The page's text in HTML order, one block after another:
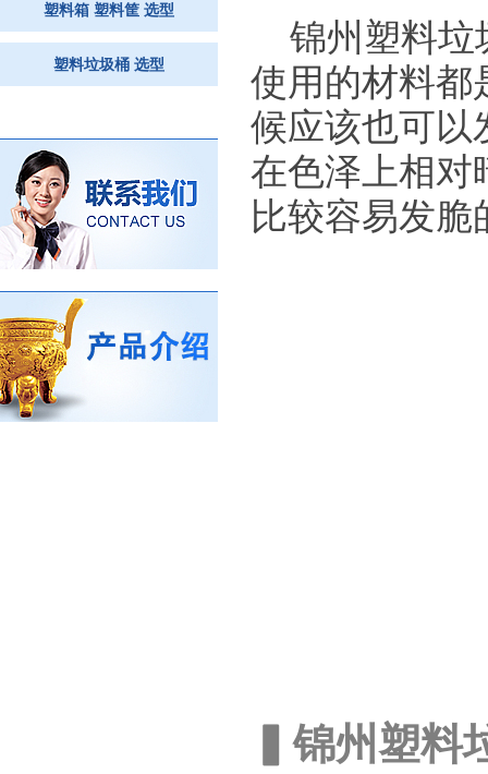
塑料箱 塑料筐 选型
塑料垃圾桶 选型
锦州塑料垃
使用的材料都
候应该也可以
在色泽上相对
比较容易发
▍锦州塑料